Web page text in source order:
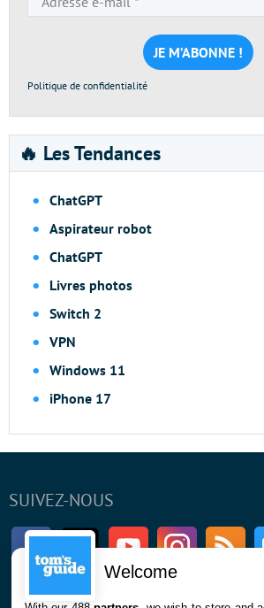
e-
mail
*
Politique de confidentialité
🔥 Les Tendances
ChatGPT
Aspirateur robot
ChatGPT
Livres photos
Switch 2
VPN
Windows 11
iPhone 17
SUIVEZ-NOUS
FacebookTwitter Youtube Instagram
Welcome